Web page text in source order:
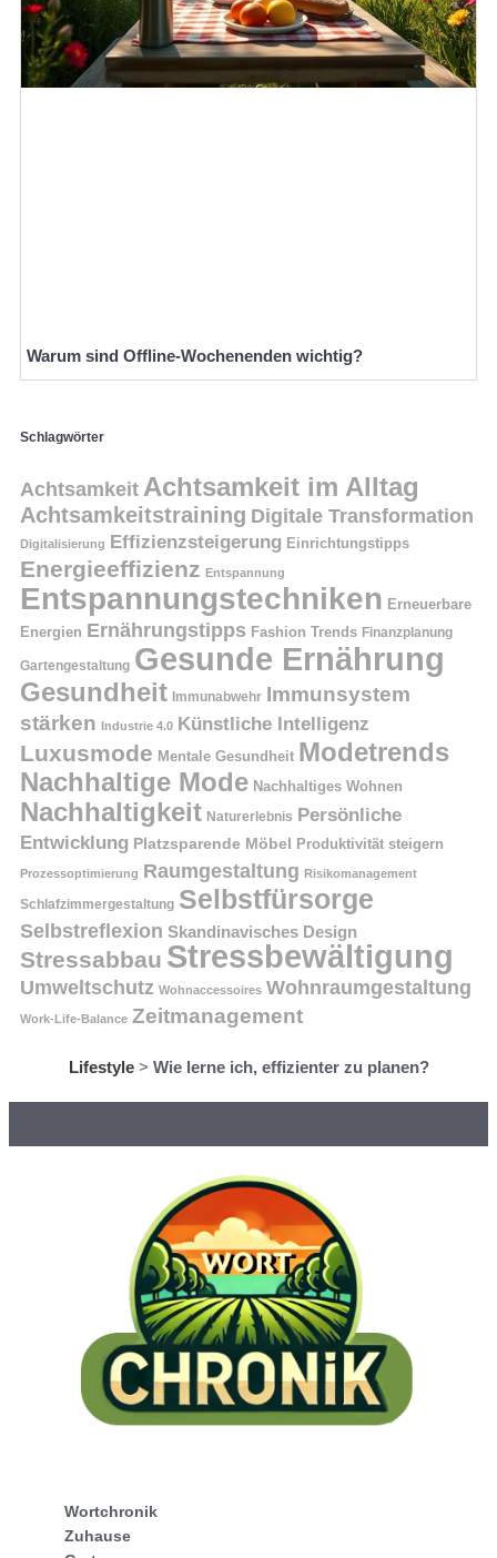
Warum sind Offline-Wochenenden wichtig?
Schlagwörter
Achtsamkeit Achtsamkeit im Alltag
Achtsamkeitstraining Digitale Transformation
Digitalisierung Effizienzsteigerung Einrichtungstipps
Energieeffizienz Entspannung
Entspannungstechniken Erneuerbare
Energien Ernährungstipps Fashion Trends Finanzplanung
Gartengestaltung Gesunde Ernährung
Gesundheit Immunabwehr Immunsystem
stärken
Industrie 4.0 Künstliche Intelligenz
Luxusmode Mentale Gesundheit Modetrends
Nachhaltige Mode Nachhaltiges Wohnen
Nachhaltigkeit Naturerlebnis Persönliche
Entwicklung Platzsparende Möbel Produktivität steigern
Prozessoptimierung Raumgestaltung Risikomanagement
Schlafzimmergestaltung Selbstfürsorge
Selbstreflexion Skandinavisches Design
Stressabbau Stressbewältigung
Umweltschutz Wohnaccessoires Wohnraumgestaltung
Work-Life-Balance Zeitmanagement
Lifestyle> Wie lerne ich, effizienter zu planen?
Wortchronik
Zuhause